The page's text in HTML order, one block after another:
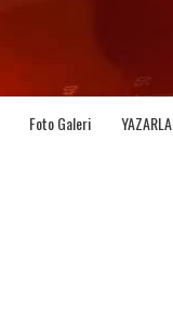
Foto Galeri